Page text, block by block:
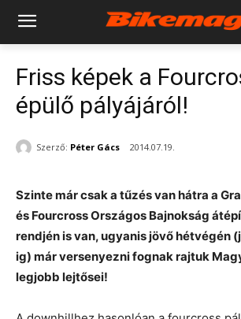
Friss képek a
épülő pályájáról!
Szerző: Péter Gács 2014.07.19.
Szinte már csak a tűzés van hátra a
és Fourcross Országos Bajnokság
rendjén is van, ugyanis jövő hétvégén
ig) már versenyezni fognak rajtuk
legjobb lejtősei!